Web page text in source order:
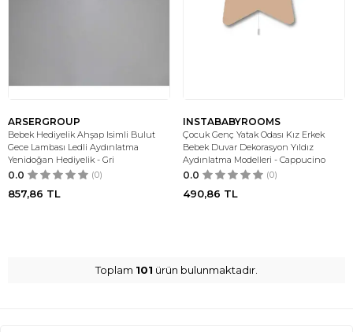
ARSERGROUP
Bebek Hediyelik Ahşap Isimli Bulut
Gece Lambası Ledli Aydınlatma
Yenidoğan Hediyelik - Gri
0.0 (0)
857,86 TL
INSTABABYROOMS
Çocuk Genç Yatak Odası Kız Erkek
Bebek Duvar Dekorasyon Yıldız
Aydınlatma Modelleri - Cappucino
0.0 (0)
490,86 TL
Toplam 101 ürün bulunmaktadır.